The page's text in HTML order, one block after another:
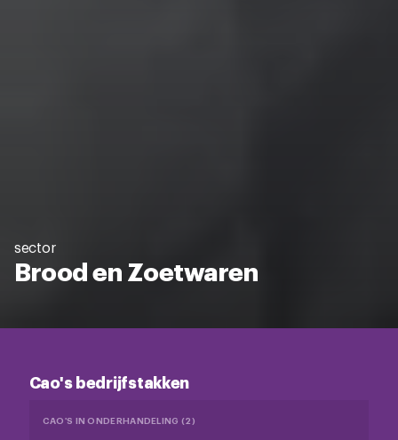
sector
Brood en Zoetwaren
Cao's bedrijfstakken
CAO'S IN ONDERHANDELING (2)